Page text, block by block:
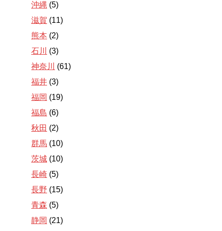
沖縄 (5)
滋賀 (11)
熊本 (2)
石川
(3)
神奈川
(61)
福井 (3)
福岡 (19)
福島 (6)
秋田 (2)
群馬 (10)
茨城 (10)
長崎 (5)
長野 (15)
青森 (5)
静岡 (21)